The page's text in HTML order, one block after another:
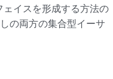
イスを形成する方法の
の両方の集合型イーサ